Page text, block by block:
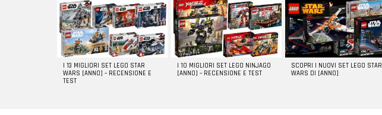
LATEST
STORIES
I 13 MIGLIORI SET LEGO STAR
WARS [ANNO] – RECENSIONE E
TEST
I 10 MIGLIORI SET LEGO NINJAGO
[ANNO] – RECENSIONE E TEST
SCOPRI I NUOVI SET LEGO STAR
WARS DI [ANNO]